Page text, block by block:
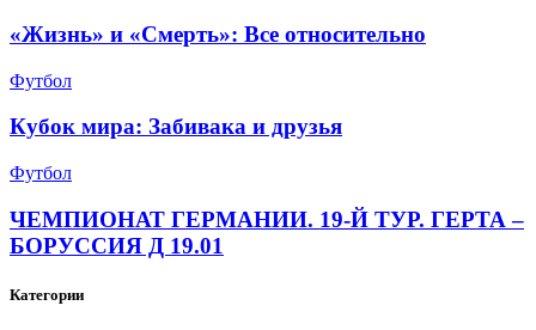
«Жизнь» и «Смерть»: Все относительно
Футбол
Кубок мира: Забивака и друзья
Футбол
ЧЕМПИОНАТ ГЕРМАНИИ. 19-Й ТУР. ГЕРТА –
БОРУССИЯ Д 19.01
Категории